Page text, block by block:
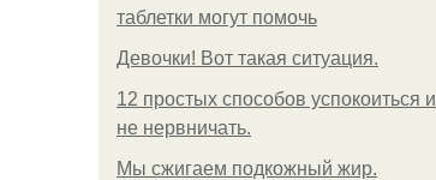
таблетки могут помочь
Девочки! Вот такая ситуация.
12 простых способов успокоиться и
не нервничать.
Мы сжигаем подкожный жир.